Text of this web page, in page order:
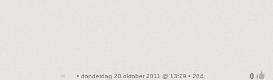
• donderdag 20 oktober 2011 @ 13:29 • 284